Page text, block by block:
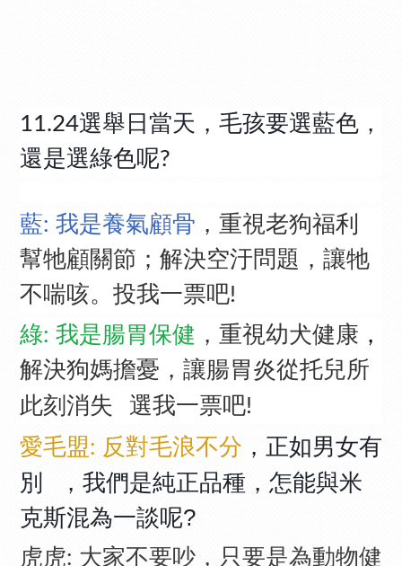
11.24選舉日當天，毛孩要選藍色，
還是選綠色呢?
藍: 我是養氣顧骨 ，重視老狗福利
幫牠顧關節；解決空汙問題，讓牠
不喘咳。投我一票吧!
綠: 我是腸胃保健 ，重視幼犬健康 ，
解決狗媽擔憂，讓腸胃炎從托兒所
此刻消失
👍
選我一票吧!
愛毛盟: 反對毛浪不分 ，正如男女有
別
，我們是純正品種，怎能與米
克斯混為一談呢?
虎虎: 大家不要吵，只要是為動物健